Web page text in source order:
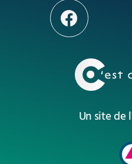
Un site de